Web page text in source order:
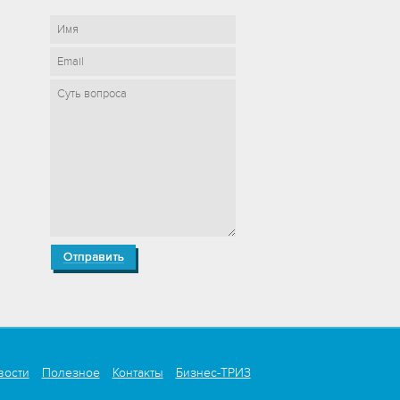
Полезное Контакты Бизнес-ТРИЗ